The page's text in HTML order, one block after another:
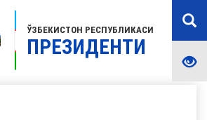
ЎЗБЕКИСТОН РЕСПУБЛИКАСИ
ПРЕЗИДЕНТИ